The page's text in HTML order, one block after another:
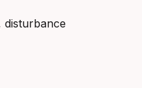
disturbance